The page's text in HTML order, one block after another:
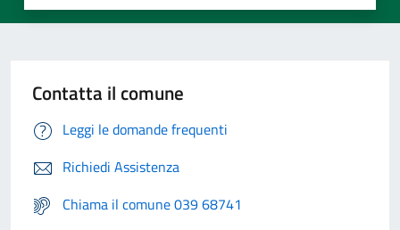
Contatta il comune
Leggi le domande frequenti
Richiedi Assistenza
Chiama il comune 039 68741